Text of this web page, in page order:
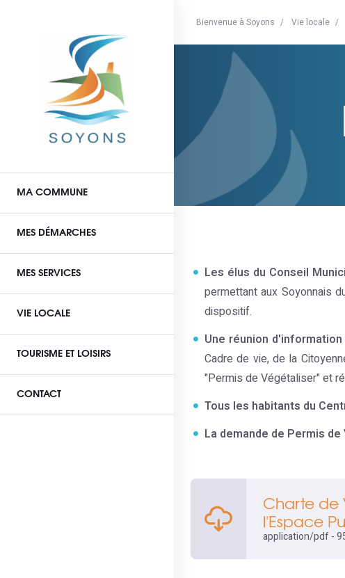
MA COMMUNE
MES DÉMARCHES
MES SERVICES
VIE LOCALE
TOURISME ET LOISIRS
CONTACT
Bienvenue à Soyons Vie locale
Les élus du Conseil
permettant aux Soyonnais
dispositif.
Une réunion
Cadre de vie, de la
"Permis de Végétaliser" et
Tous les habitants du
La demande de Permis
Charte de
l'Espace
application/pdf -